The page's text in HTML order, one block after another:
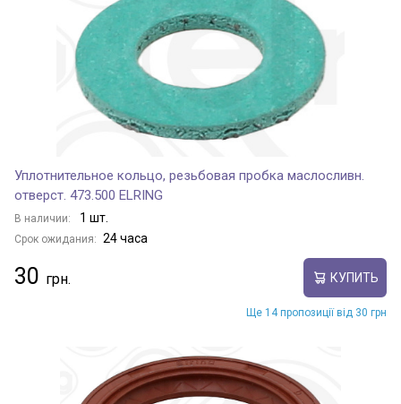
Уплотнительное кольцо, резьбовая пробка маслосливн.
отверст. 473.500 ELRING
В наличии: 1 шт.
Срок ожидания: 24 часа
30 КУПИТЬ
Ще 14 пропозиції від 30 грн